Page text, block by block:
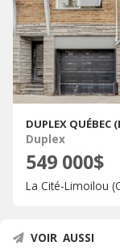
DUPLEX QUÉBEC
Duplex
549 000$
La Cité-Limoilou
VOIR AUSSI